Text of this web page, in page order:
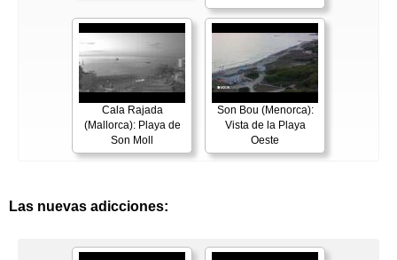
Cala Rajada
(Mallorca): Playa de
Son Moll
Son Bou (Menorca):
Vista de la Playa
Oeste
Las nuevas adicciones: